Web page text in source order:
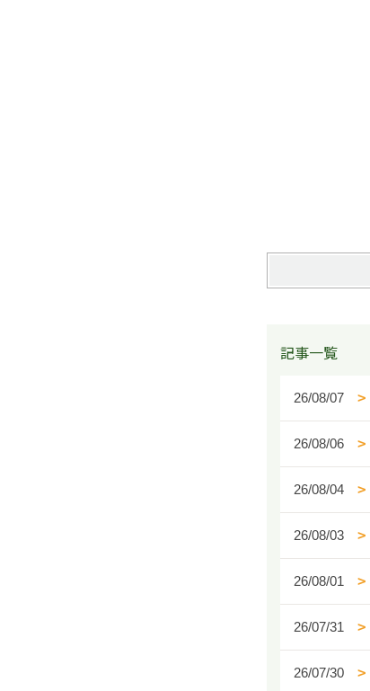
記事一覧
26/08/07
26/08/06
26/08/04
26/08/03
26/08/01
26/07/31
26/07/30